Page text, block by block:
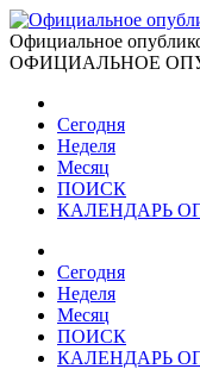
Официальное
ОФИЦИАЛЬНОЕ
Сегодня
Неделя
Месяц
ПОИСК
КАЛЕНДАРЬ
Сегодня
Неделя
Месяц
ПОИСК
КАЛЕНДАРЬ